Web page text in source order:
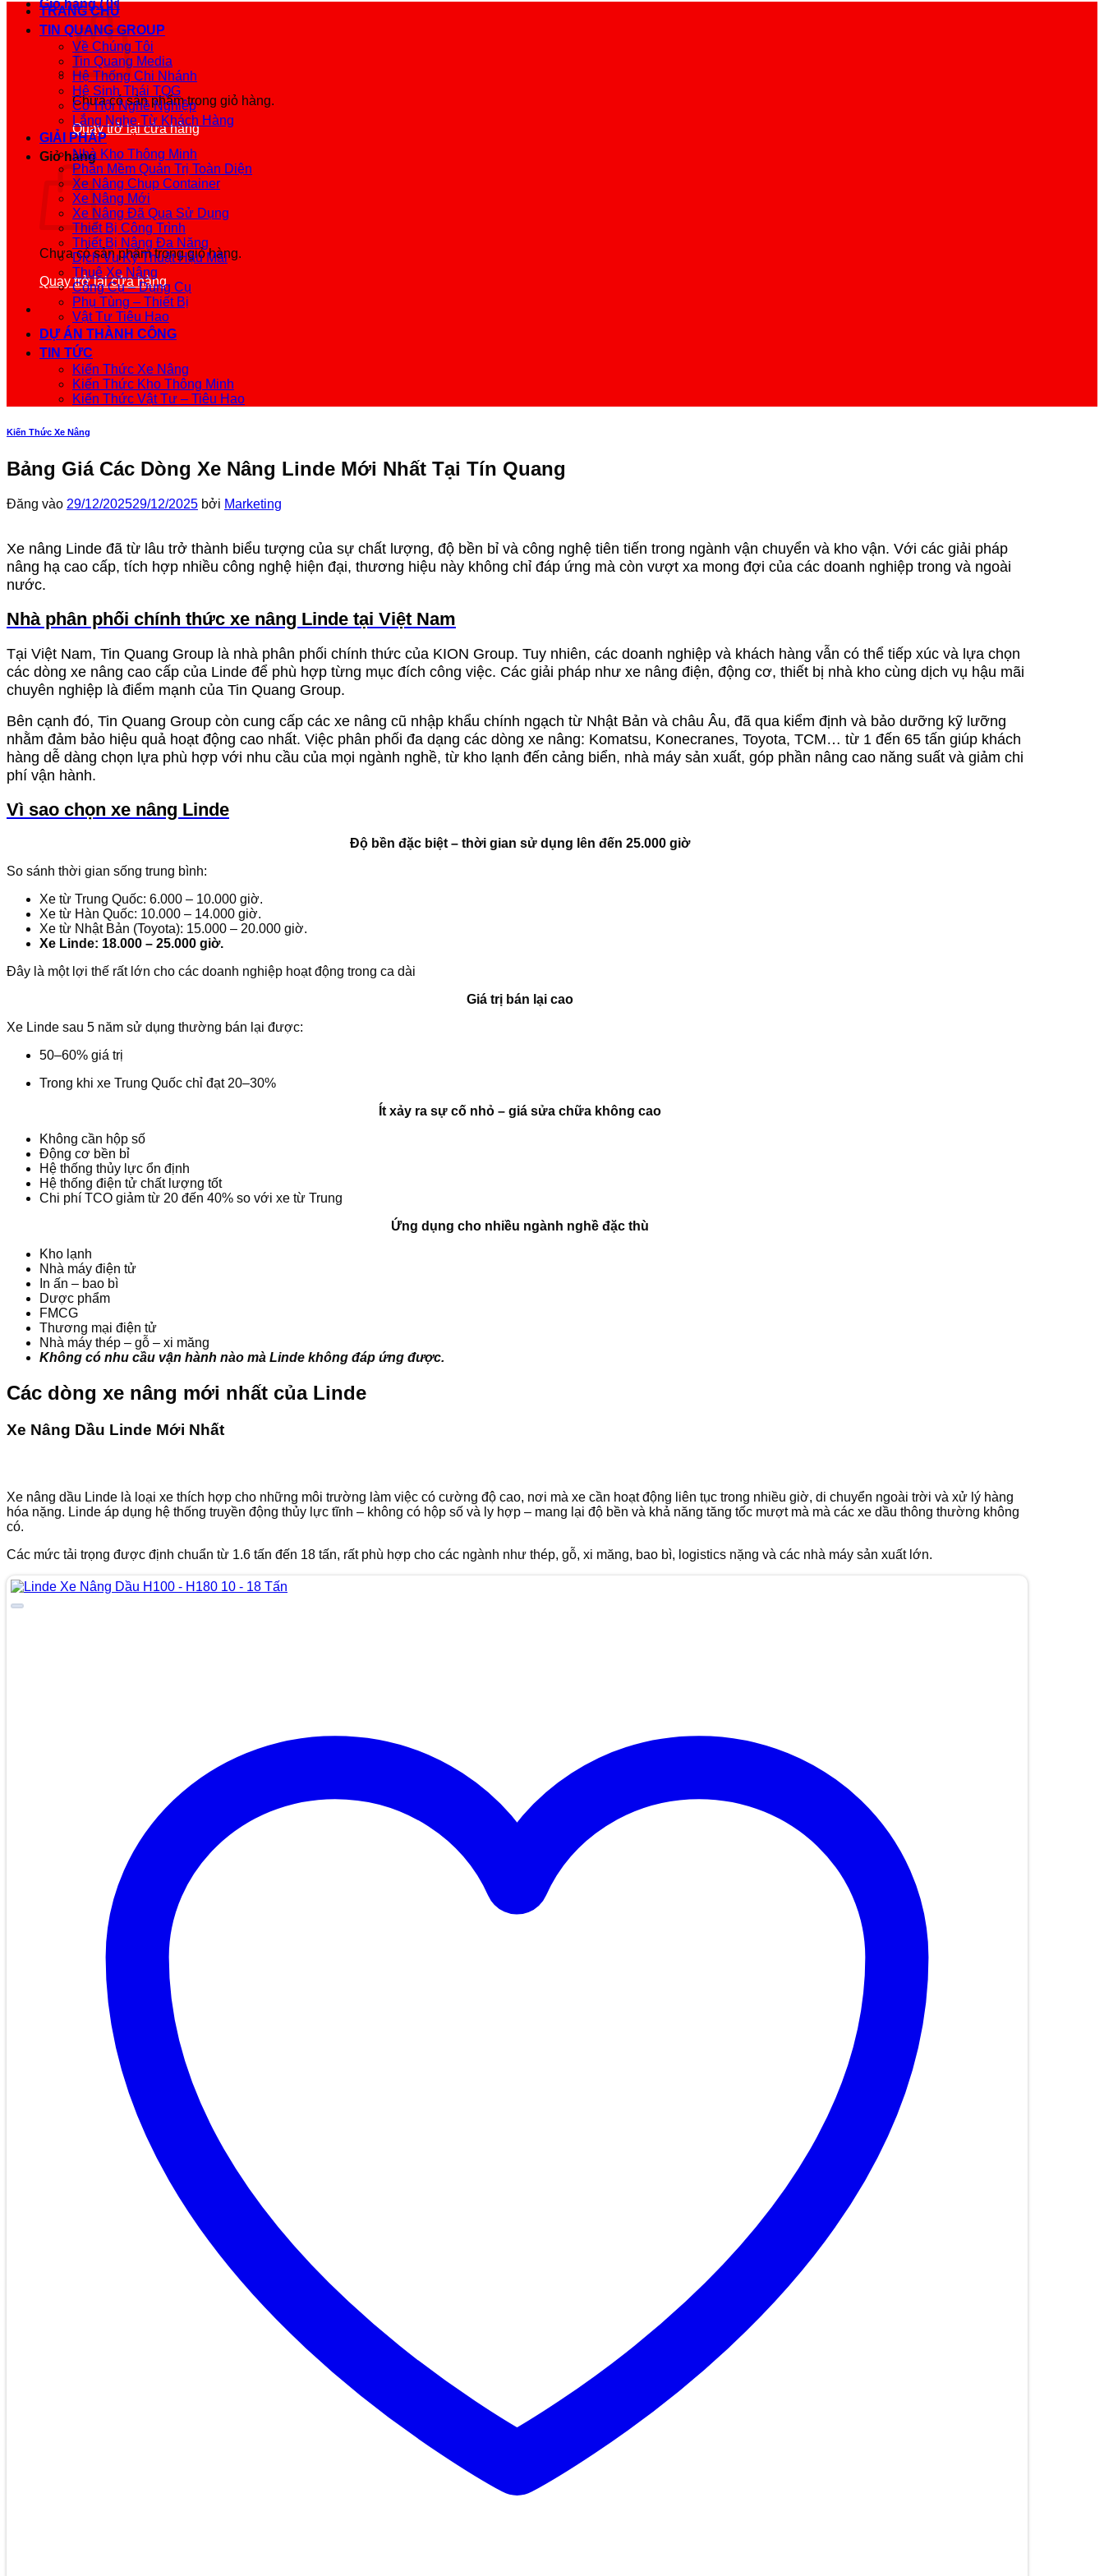
Giỏ hàng /0₫
Chưa có sản phẩm trong giỏ hàng.
Quay trở lại cửa hàng
Giỏ hàng
Chưa có sản phẩm trong giỏ hàng.
Quay trở lại cửa hàng
TRANG CHỦ
TIN QUANG GROUP
Về Chúng Tôi
Tin Quang Media
Hệ Thống Chi Nhánh
Hệ Sinh Thái TQG
Cơ Hội Nghề Nghiệp
Lắng Nghe Từ Khách Hàng
GIẢI PHÁP
Nhà Kho Thông Minh
Phần Mềm Quản Trị Toàn Diện
Xe Nâng Chụp Container
Xe Nâng Mới
Xe Nâng Đã Qua Sử Dụng
Thiết Bị Công Trình
Thiết Bị Nâng Đa Năng
Dịch Vụ Kỹ Thuật Hậu Mãi
Thuê Xe Nâng
Công Cụ – Dụng Cụ
Phụ Tùng – Thiết Bị
Vật Tư Tiêu Hao
DỰ ÁN THÀNH CÔNG
TIN TỨC
Kiến Thức Xe Nâng
Kiến Thức Kho Thông Minh
Kiến Thức Vật Tư – Tiêu Hao
Kiến Thức Xe Nâng
Bảng Giá Các Dòng Xe Nâng Linde Mới Nhất Tại Tín Quang
Đăng vào 29/12/202529/12/2025 bởi Marketing
Xe nâng Linde đã từ lâu trở thành biểu tượng của sự chất lượng, độ bền bỉ và công nghệ tiên tiến trong ngành vận chuyển và kho vận. Với các giải pháp
nâng hạ cao cấp, tích hợp nhiều công nghệ hiện đại, thương hiệu này không chỉ đáp ứng mà còn vượt xa mong đợi của các doanh nghiệp trong và ngoài
nước.
Nhà phân phối chính thức xe nâng Linde tại Việt Nam
Tại Việt Nam, Tin Quang Group là nhà phân phối chính thức của KION Group. Tuy nhiên, các doanh nghiệp và khách hàng vẫn có thể tiếp xúc và lựa chọn
các dòng xe nâng cao cấp của Linde để phù hợp từng mục đích công việc. Các giải pháp như xe nâng điện, động cơ, thiết bị nhà kho cùng dịch vụ hậu mãi
chuyên nghiệp là điểm mạnh của Tin Quang Group.
Bên cạnh đó, Tin Quang Group còn cung cấp các xe nâng cũ nhập khẩu chính ngạch từ Nhật Bản và châu Âu, đã qua kiểm định và bảo dưỡng kỹ lưỡng
nhằm đảm bảo hiệu quả hoạt động cao nhất. Việc phân phối đa dạng các dòng xe nâng: Komatsu, Konecranes, Toyota, TCM… từ 1 đến 65 tấn giúp khách
hàng dễ dàng chọn lựa phù hợp với nhu cầu của mọi ngành nghề, từ kho lạnh đến cảng biển, nhà máy sản xuất, góp phần nâng cao năng suất và giảm chi
phí vận hành.
Vì sao chọn xe nâng Linde
Độ bền đặc biệt – thời gian sử dụng lên đến 25.000 giờ
So sánh thời gian sống trung bình:
Xe từ Trung Quốc: 6.000 – 10.000 giờ.
Xe từ Hàn Quốc: 10.000 – 14.000 giờ.
Xe từ Nhật Bản (Toyota): 15.000 – 20.000 giờ.
Xe Linde: 18.000 – 25.000 giờ.
Đây là một lợi thế rất lớn cho các doanh nghiệp hoạt động trong ca dài
Giá trị bán lại cao
Xe Linde sau 5 năm sử dụng thường bán lại được:
50–60% giá trị
Trong khi xe Trung Quốc chỉ đạt 20–30%
Ít xảy ra sự cố nhỏ – giá sửa chữa không cao
Không cần hộp số
Động cơ bền bỉ
Hệ thống thủy lực ổn định
Hệ thống điện tử chất lượng tốt
Chi phí TCO giảm từ 20 đến 40% so với xe từ Trung
Ứng dụng cho nhiều ngành nghề đặc thù
Kho lạnh
Nhà máy điện tử
In ấn – bao bì
Dược phẩm
FMCG
Thương mại điện tử
Nhà máy thép – gỗ – xi măng
Không có nhu cầu vận hành nào mà Linde không đáp ứng được.
Các dòng xe nâng mới nhất của Linde
Xe Nâng Dầu Linde Mới Nhất
Xe nâng dầu Linde là loại xe thích hợp cho những môi trường làm việc có cường độ cao, nơi mà xe cần hoạt động liên tục trong nhiều giờ, di chuyển ngoài trời và xử lý hàng
hóa nặng. Linde áp dụng hệ thống truyền động thủy lực tĩnh – không có hộp số và ly hợp – mang lại độ bền và khả năng tăng tốc mượt mà mà các xe dầu thông thường không
có.
Các mức tải trọng được định chuẩn từ 1.6 tấn đến 18 tấn, rất phù hợp cho các ngành như thép, gỗ, xi măng, bao bì, logistics nặng và các nhà máy sản xuất lớn.